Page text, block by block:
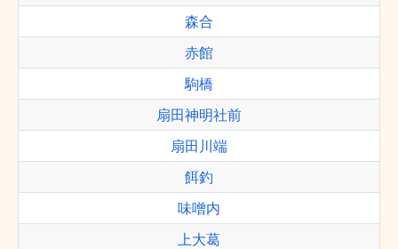
森合
赤館
駒橋
扇田神明社前
扇田川端
餌釣
味噌内
上大葛